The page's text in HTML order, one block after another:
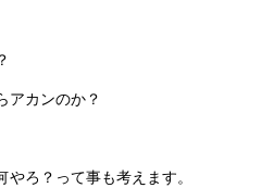
アカンのか？
ろ？って事も考えます。